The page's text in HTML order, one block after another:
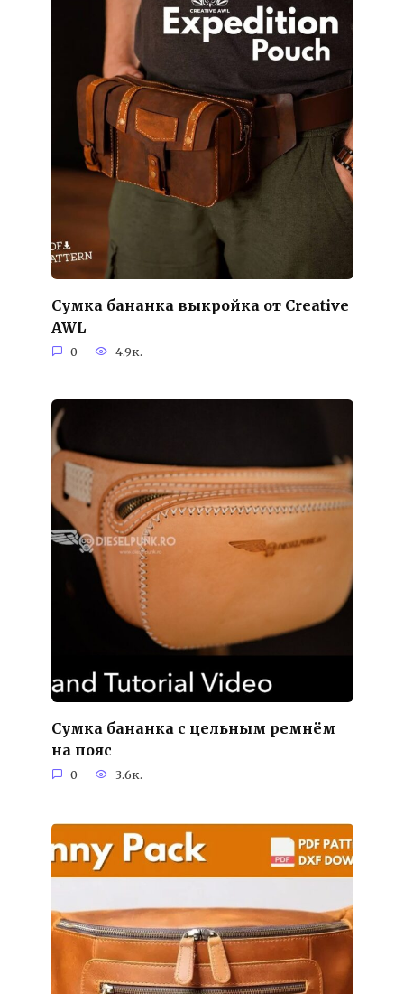
Cумка бананка выкройка от Creative
AWL
0 4.9к.
Сумка бананка с цельным ремнём
на пояс
0 3.6к.